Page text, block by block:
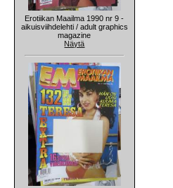
Erotiikan Maailma 1990 nr 9 -
aikuisviihdelehti / adult graphics
magazine
Näytä